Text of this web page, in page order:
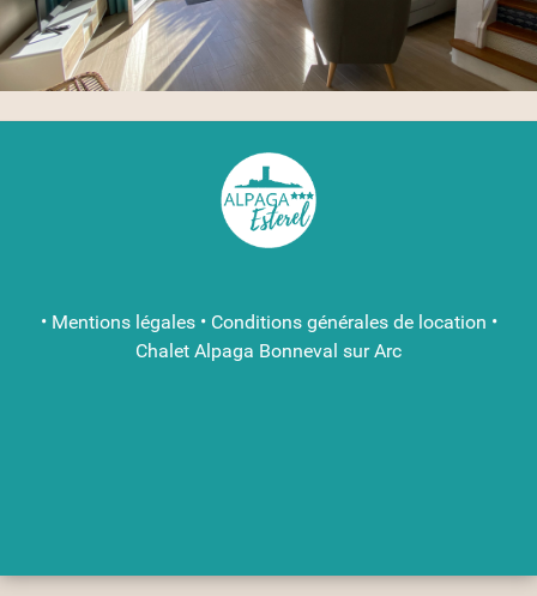
• Mentions légales• Conditions générales de location •
Chalet Alpaga Bonneval sur Arc